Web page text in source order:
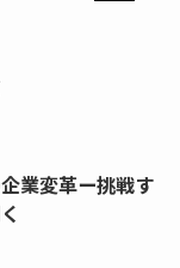
業変革ー挑戦す